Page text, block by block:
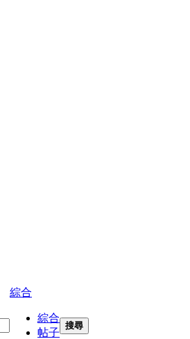
綜合
綜合
帖子
搜尋